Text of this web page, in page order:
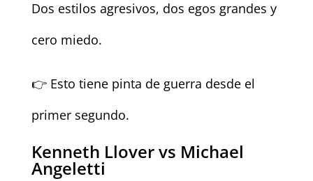
Dos estilos agresivos, dos egos grandes y
cero miedo.
👉 Esto tiene pinta de guerra desde el
primer segundo.
Kenneth Llover vs Michael
Angeletti